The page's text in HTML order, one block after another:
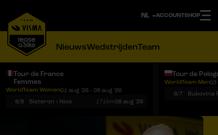
ACCOUNTSHOP
NieuwsWedstrijdenTeam
Tour de France
Femmes
WorldTeam Women01 aug '26 - 09 aug '26
8/9
Sisteron › Nice 171km08 aug '26
Tour de
WorldTeam Men03
6/7